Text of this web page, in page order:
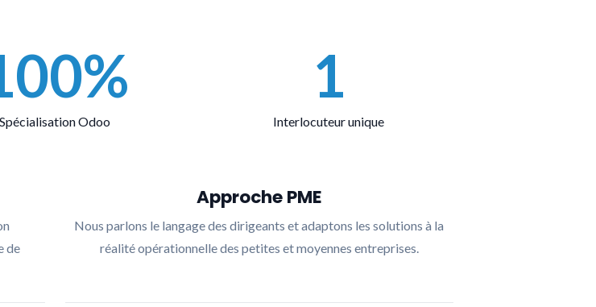
Spécialisation Odoo
1
Interlocuteur unique
de
Approche PME
Nous parlons le langage des dirigeants et adaptons les solutions à la
réalité opérationnelle des petites et moyennes entreprises.